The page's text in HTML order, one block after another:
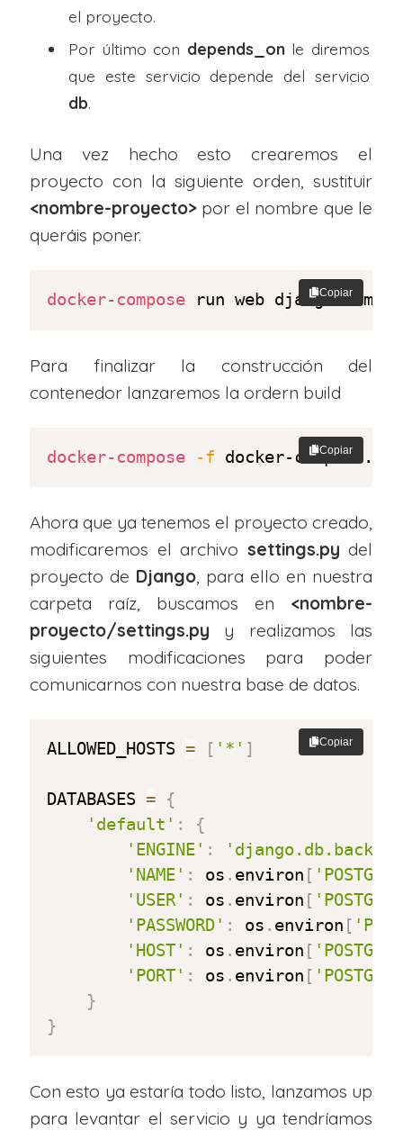
el proyecto.
Por último con depends_on le diremos
que este servicio depende del servicio
db.
Una vez hecho esto crearemos el
proyecto con la siguiente orden, sustituir
<nombre-proyecto> por el nombre que le
queráis poner.
docker-compose run web django-
Copiar
Para finalizar la construcción del
contenedor lanzaremos la ordern build
docker-compose -f docker- Copiar
Ahora que ya tenemos el proyecto creado,
modificaremos el archivo settings.py del
proyecto de Django, para ello en nuestra
carpeta raíz, buscamos en <nombre-
proyecto/settings.py y realizamos las
siguientes modificaciones para poder
comunicarnos con nuestra base de datos.
ALLOWED_HOSTS = [ '*' ]
DATABASES = {
'default' :
{
'ENGINE' :
'NAME' : os . environ [
'USER' : os . environ [
'PASSWORD' : os . environ [
'HOST' : os . environ [
'PORT' : os . environ [
}
}
Copiar
Con esto ya estaría todo listo, lanzamos up
para levantar el servicio y ya tendríamos